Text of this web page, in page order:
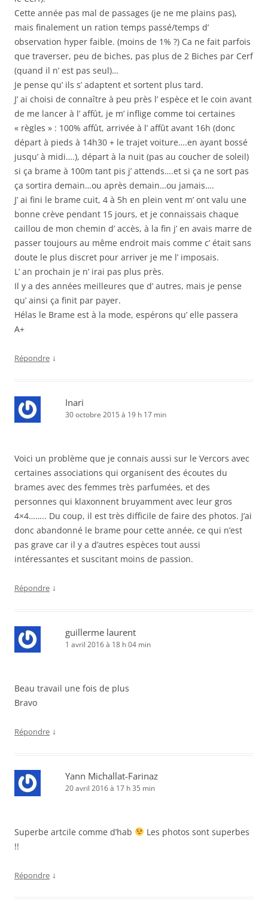
Cette année pas mal de passages (je ne me plains pas),
mais finalement un ration temps passé/temps d’
observation hyper faible. (moins de 1% ?) Ca ne fait parfois
que traverser, peu de biches, pas plus de 2 Biches par Cerf
(quand il n’ est pas seul)…
Je pense qu’ ils s’ adaptent et sortent plus tard.
J’ ai choisi de connaître à peu près l’ espèce et le coin avant
de me lancer à l’ affût, je m’ inflige comme toi certaines
« règles » : 100% affût, arrivée à l’ affût avant 16h (donc
départ à pieds à 14h30 + le trajet voiture….en ayant bossé
jusqu’ à midi….), départ à la nuit (pas au coucher de soleil)
si ça brame à 100m tant pis j’ attends….et si ça ne sort pas
ça sortira demain…ou après demain…ou jamais….
J’ ai fini le brame cuit, 4 à 5h en plein vent m’ ont valu une
bonne crève pendant 15 jours, et je connaissais chaque
caillou de mon chemin d’ accès, à la fin j’ en avais marre de
passer toujours au même endroit mais comme c’ était sans
doute le plus discret pour arriver je me l’ imposais.
L’ an prochain je n’ irai pas plus près.
Il y a des années meilleures que d’ autres, mais je pense
qu’ ainsi ça finit par payer.
Hélas le Brame est à la mode, espérons qu’ elle passera
A+
Répondre ↓
Inari
30 octobre 2015 à 19 h 17 min
Voici un problème que je connais aussi sur le Vercors avec
certaines associations qui organisent des écoutes du
brames avec des femmes très parfumées, et des
personnes qui klaxonnent bruyamment avec leur gros
4×4…….. Du coup, il est très difficile de faire des photos. J’ai
donc abandonné le brame pour cette année, ce qui n’est
pas grave car il y a d’autres espèces tout aussi
intéressantes et suscitant moins de passion.
Répondre ↓
guillerme laurent
1 avril 2016 à 18 h 04 min
Beau travail une fois de plus
Bravo
Répondre ↓
Yann Michallat-Farinaz
20 avril 2016 à 17 h 35 min
Superbe artcile comme d’hab
Les photos sont superbes
!!
Répondre ↓